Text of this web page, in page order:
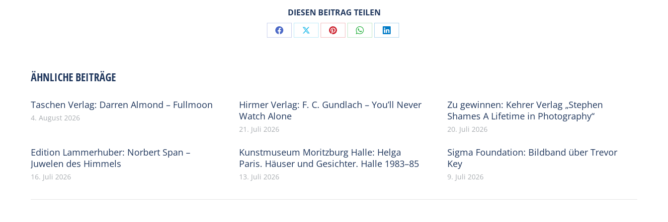
DIESEN BEITRAG TEILEN
Share Share Share Share Share
ÄHNLICHE BEITRÄGE
Taschen Verlag: Darren Almond – Fullmoon
4. August 2026
Hirmer Verlag: F. C. Gundlach – You’ll Never
Watch Alone
21. Juli 2026
Zu gewinnen: Kehrer Verlag „Stephen
Shames A Lifetime in Photography“
20. Juli 2026
Edition Lammerhuber: Norbert Span –
Juwelen des Himmels
16. Juli 2026
Kunstmuseum Moritzburg Halle: Helga
Paris. Häuser und Gesichter. Halle 1983–85
13. Juli 2026
Sigma Foundation: Bildband über Trevor
Key
9. Juli 2026